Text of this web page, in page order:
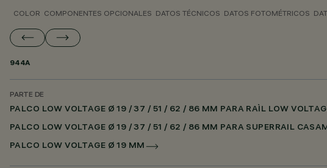
COLOR COMPONENTES OPCIONALES DATOS TÉCNICOS DATOS FOTOMÉTRICOS
944A
PARTE DE
PALCO LOW VOLTAGE Ø 19 / 37 / 51 / 62 / 86 MM PARA RAÌL LOW
PALCO LOW VOLTAGE Ø 19 / 37 / 51 / 62 / 86 MM PARA SUPERRAIL
PALCO LOW VOLTAGE Ø 19 MM